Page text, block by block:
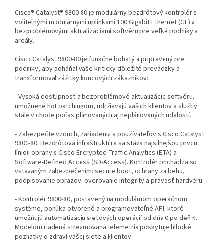
Cisco® Catalyst® 9800-80 je modulárny bezdrôtový kontrolér s
voliteľnými modulárnymi uplinkami 100 Gigabit Ethernet (GE) a
bezproblémovými aktualizáciami softvéru pre veľké podniky a
areály.
Cisco Catalyst 9800-80 je funkčne bohatý a pripravený pre
podniky, aby poháňal vaše kriticky dôležité prevádzky a
transformoval zážitky koncových zákazníkov:
- Vysoká dostupnosť a bezproblémové aktualizácie softvéru,
umožnené hot patchingom, udržiavajú vašich klientov a služby
stále v chode počas plánovaných aj neplánovaných udalostí.
- Zabezpečte vzduch, zariadenia a používateľov s Cisco Catalyst
9800-80. Bezdrôtová infraštruktúra sa stáva najsilnejšou prvou
líniou obrany s Cisco Encrypted Traffic Analytics (ETA) a
Software-Defined Access (SD-Access). Kontrolér prichádza so
vstavaným zabezpečením: secure boot, ochrany za behu,
podpisovanie obrazov, overovanie integrity a pravosť hardvéru.
- Kontrolér 9800-80, postavený na modulárnom operačnom
systéme, ponúka otvorené a programovateľné API, ktoré
umožňujú automatizáciu sieťových operácií od dňa 0 po deň N.
Modelom riadená streamovaná telemetria poskytuje hlboké
poznatky o zdraví vašej siete a klientov.